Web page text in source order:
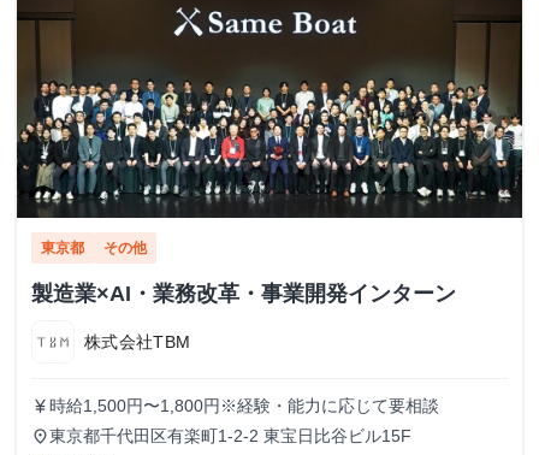
東京都 その他
製造業×AI・業務改革・事業開発インターン
株式会社TBM
currency_yen 時給1,500円〜1,800円※経験・能力に応じて要相談
place東京都千代田区有楽町1-2-2 東宝日比谷ビル15F